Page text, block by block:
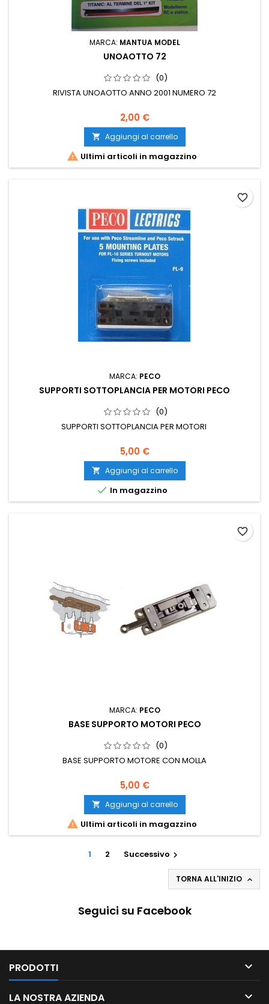
MARCA: MANTUA MODEL
UNOAOTTO 72
(0)
RIVISTA UNOAOTTO ANNO 2001 NUMERO 72
2,00 €
 Aggiungi al carrello
 Ultimi articoli in magazzino
MARCA: PECO
SUPPORTI SOTTOPLANCIA PER MOTORI PECO
(0)
SUPPORTI SOTTOPLANCIA PER MOTORI
5,00 €
 Aggiungi al carrello
 In magazzino
favorite_border
MARCA: PECO
BASE SUPPORTO MOTORI PECO
(0)
BASE SUPPORTO MOTORE CON MOLLA
5,00 €
 Aggiungi al carrello
 Ultimi articoli in magazzino
favorite_border
1 2 Successivo 
TORNA ALL'INIZIO 
Seguici su Facebook
PRODOTTI 
LA NOSTRA AZIENDA 